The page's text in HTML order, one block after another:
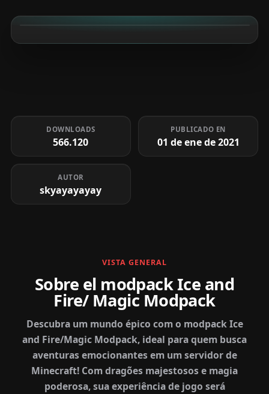
DOWNLOADS
566.120
PUBLICADO EN
01 de ene de 2021
AUTOR
skyayayayay
VISTA GENERAL
Sobre el modpack Ice and
Fire/ Magic Modpack
Descubra um mundo épico com o modpack Ice
and Fire/Magic Modpack, ideal para quem busca
aventuras emocionantes em um servidor de
Minecraft! Com dragões majestosos e magia
poderosa, sua experiência de jogo será